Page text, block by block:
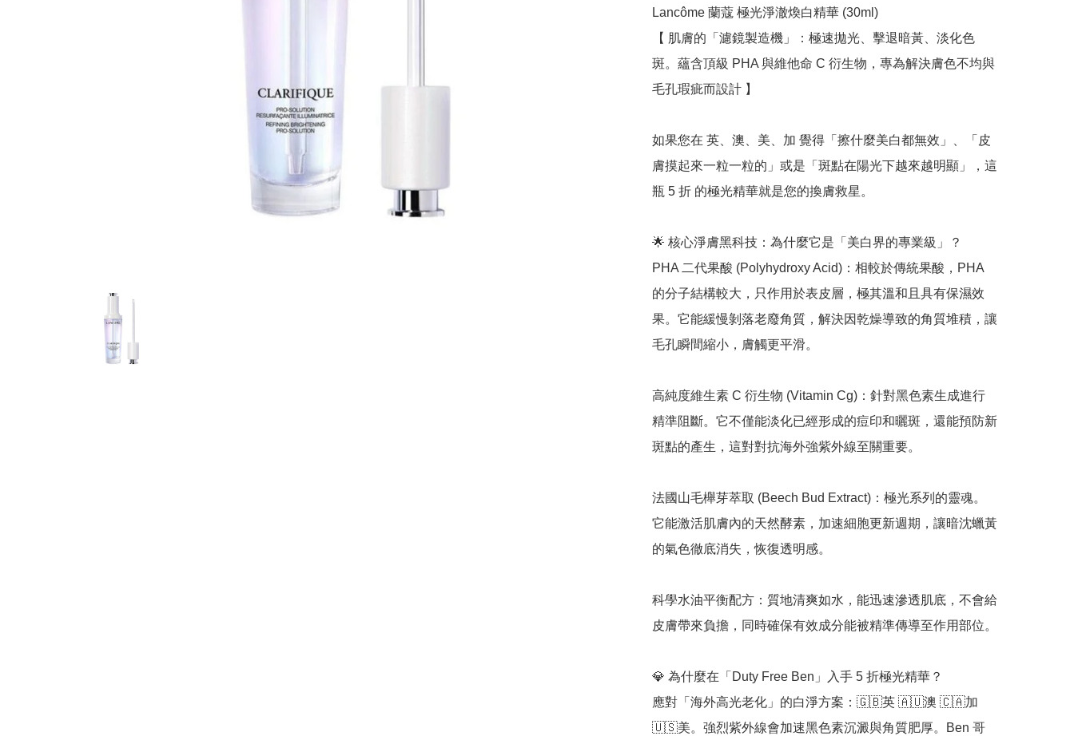
Lancôme 蘭蔻 極光淨澈煥白精華 (30ml)
【 肌膚的「濾鏡製造機」：極速拋光、擊退暗黃、淡化色
斑。蘊含頂級 PHA 與維他命 C 衍生物，專為解決膚色不均與
毛孔瑕疵而設計 】
如果您在 英、澳、美、加 覺得「擦什麼美白都無效」、「皮
膚摸起來一粒一粒的」或是「斑點在陽光下越來越明顯」，這
瓶 5 折 的極光精華就是您的換膚救星。
🌟 核心淨膚黑科技：為什麼它是「美白界的專業級」？
PHA 二代果酸 (Polyhydroxy Acid)：相較於傳統果酸，PHA
的分子結構較大，只作用於表皮層，極其溫和且具有保濕效
果。它能緩慢剝落老廢角質，解決因乾燥導致的角質堆積，讓
毛孔瞬間縮小，膚觸更平滑。
高純度維生素 C 衍生物 (Vitamin Cg)：針對黑色素生成進行
精準阻斷。它不僅能淡化已經形成的痘印和曬斑，還能預防新
斑點的產生，這對對抗海外強紫外線至關重要。
法國山毛櫸芽萃取 (Beech Bud Extract)：極光系列的靈魂。
它能激活肌膚內的天然酵素，加速細胞更新週期，讓暗沈蠟黃
的氣色徹底消失，恢復透明感。
科學水油平衡配方：質地清爽如水，能迅速滲透肌底，不會給
皮膚帶來負擔，同時確保有效成分能被精準傳導至作用部位。
💎 為什麼在「Duty Free Ben」入手 5 折極光精華？
應對「海外高光老化」的白淨方案：🇬🇧英 🇦🇺澳 🇨🇦加
🇺🇸美。強烈紫外線會加速黑色素沉澱與角質肥厚。Ben 哥